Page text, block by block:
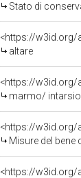
Stato di
<https://w3id.org/
altare
<https://
marmo/
<https://w3id.org/
Misure del bene
<https://w3id.org/